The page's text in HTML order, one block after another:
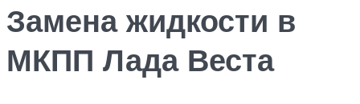
Замена жидкости в
МКПП Лада Веста